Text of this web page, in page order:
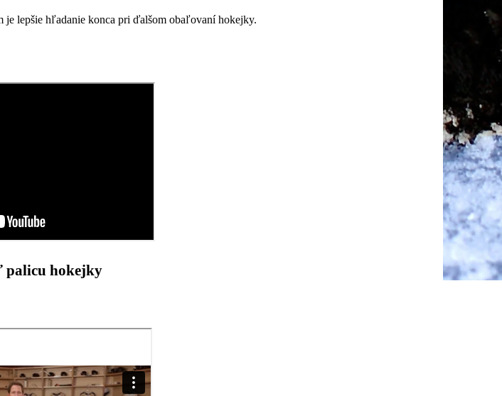
je lepšie hľadanie konca pri ďalšom obaľovaní hokejky.
palicu hokejky